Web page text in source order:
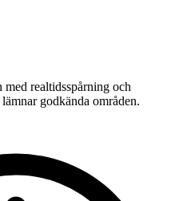
realtidsspårning och
godkända områden.